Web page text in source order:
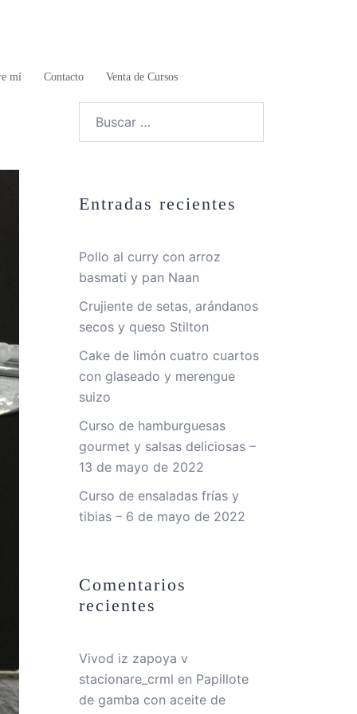
mí Contacto Venta de Cursos
Entradas recientes
Pollo al curry con arroz
basmati y pan Naan
Crujiente de setas, arándanos
secos y queso Stilton
Cake de limón cuatro cuartos
con glaseado y merengue
suizo
Curso de hamburguesas
gourmet y salsas deliciosas –
13 de mayo de 2022
Curso de ensaladas frías y
tibias – 6 de mayo de 2022
Comentarios
recientes
Vivod iz zapoya v
stacionare_crml en Papillote
de gamba con aceite de